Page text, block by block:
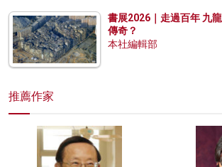
書展2026｜走過百年 九
傳奇？
本社編輯部
推薦作家